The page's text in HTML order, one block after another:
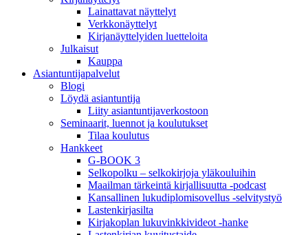
Lainattavat näyttelyt
Verkkonäyttelyt
Kirjanäyttelyiden luetteloita
Julkaisut
Kauppa
Asiantuntija­palvelut
Blogi
Löydä asiantuntija
Liity asiantuntijaverkostoon
Seminaarit, luennot ja koulutukset
Tilaa koulutus
Hankkeet
G-BOOK 3
Selkopolku – selkokirjoja yläkouluihin
Maailman tärkeintä kirjallisuutta -podcast
Kansallinen lukudiplomisovellus -selvitystyö
Lastenkirjasilta
Kirjakoplan lukuvinkkivideot -hanke